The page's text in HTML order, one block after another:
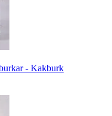
- Kakburk